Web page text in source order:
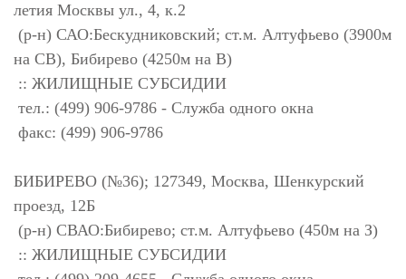
летия Москвы ул., 4, к.2
(р-н) САО:Бескудниковский; ст.м. Алтуфьево (3900м
на СВ), Бибирево (4250м на В)
:: ЖИЛИЩНЫЕ СУБСИДИИ
тел.: (499) 906-9786 - Служба одного окна
факс: (499) 906-9786
БИБИРЕВО (№36); 127349, Москва, Шенкурский
проезд, 12Б
(р-н) СВАО:Бибирево; ст.м. Алтуфьево (450м на З)
:: ЖИЛИЩНЫЕ СУБСИДИИ